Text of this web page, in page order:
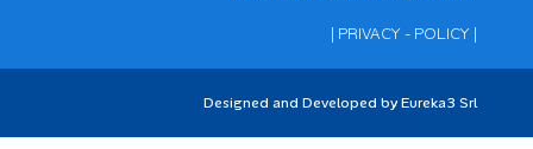
| PRIVACY - POLICY |
Designed and Developed byEureka3 Srl